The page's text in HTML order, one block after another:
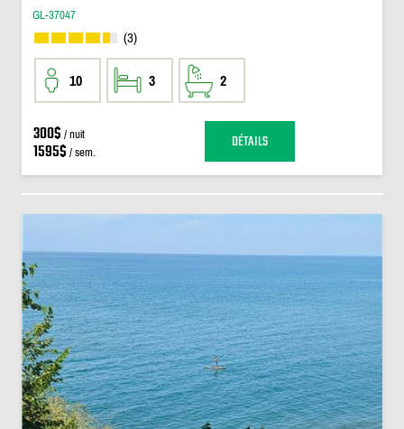
GL-37047
(3)
10 3 2
300$ / nuit
1595$ / sem. DÉTAILS